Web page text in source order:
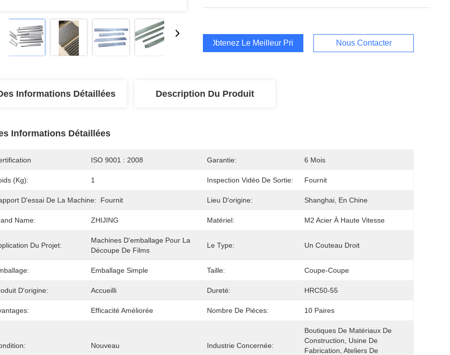
Obtenez Le Meilleur Prix Nous Contacter
Informations Détaillées Description Du Produit
Informations Détaillées
ISO 9001 : 2008 Garantie: 6 Mois
(kg): 1 Inspection Vidéo De Sortie: Fournit
D'essai De La Machine: Fournit Lieu D'origine: Shanghai, En Chine
Name: ZHIJING Matériel: M2 Acier À Haute Vitesse
Du Projet:
Machines D'emballage Pour La
Découpe De Films
Le Type: Un Couteau Droit
Emballage Simple Taille: Coupe-Coupe
D'origine: Accueilli Dureté: HRC50-55
Efficacité Améliorée Nombre De Pièces: 10 Paires
Nouveau Industrie Concernée:
Boutiques De Matériaux De
Construction, Usine De
Fabrication, Ateliers De